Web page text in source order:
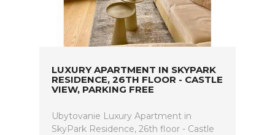
LUXURY APARTMENT IN SKYPARK
RESIDENCE, 26TH FLOOR - CASTLE
VIEW, PARKING FREE
Ubytovanie Luxury Apartment in
SkyPark Residence, 26th floor - Castle